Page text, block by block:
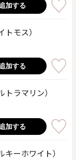
加する
モス）
加する
ラマリン）
加する
ーホワイト）